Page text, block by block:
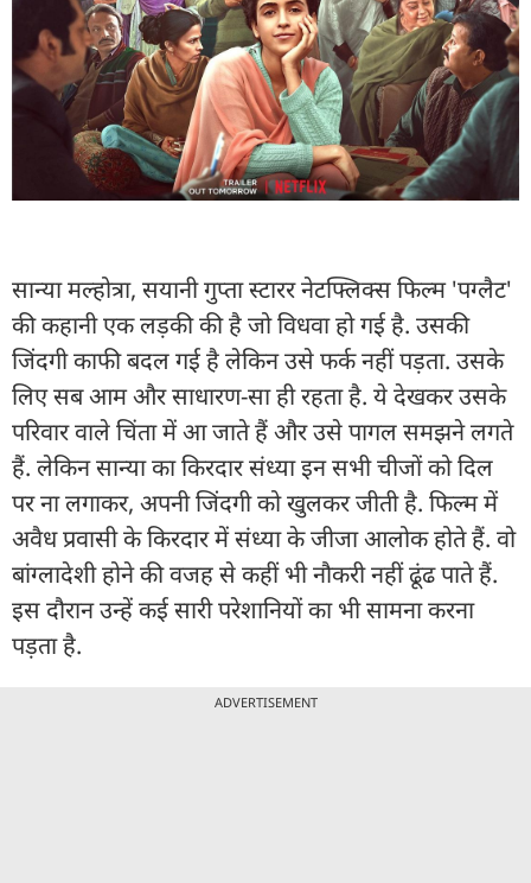
सान्या मल्होत्रा, सयानी गुप्ता स्टारर नेटफ्लिक्स फिल्म 'पग्लैट'
की कहानी एक लड़की की है जो विधवा हो गई है. उसकी
जिंदगी काफी बदल गई है लेकिन उसे फर्क नहीं पड़ता. उसके
लिए सब आम और साधारण-सा ही रहता है. ये देखकर उसके
परिवार वाले चिंता में आ जाते हैं और उसे पागल समझने लगते
हैं. लेकिन सान्या का किरदार संध्या इन सभी चीजों को दिल
पर ना लगाकर, अपनी जिंदगी को खुलकर जीती है. फिल्म में
अवैध प्रवासी के किरदार में संध्या के जीजा आलोक होते हैं. वो
बांग्लादेशी होने की वजह से कहीं भी नौकरी नहीं ढूंढ पाते हैं.
इस दौरान उन्हें कई सारी परेशानियों का भी सामना करना
पड़ता है.
ADVERTISEMENT